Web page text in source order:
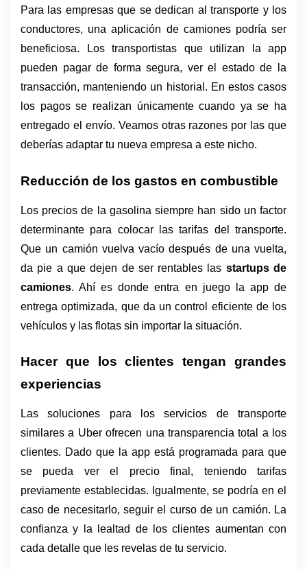
Para las empresas que se dedican al transporte y los
conductores, una aplicación de camiones podría ser
beneficiosa. Los transportistas que utilizan la app
pueden pagar de forma segura, ver el estado de la
transacción, manteniendo un historial. En estos casos
los pagos se realizan únicamente cuando ya se ha
entregado el envío. Veamos otras razones por las que
deberías adaptar tu nueva empresa a este nicho.
Reducción de los gastos en combustible
Los precios de la gasolina siempre han sido un factor
determinante para colocar las tarifas del transporte.
Que un camión vuelva vacío después de una vuelta,
da pie a que dejen de ser rentables las startups de
camiones. Ahí es donde entra en juego la app de
entrega optimizada, que da un control eficiente de los
vehículos y las flotas sin importar la situación.
Hacer que los clientes tengan grandes
experiencias
Las soluciones para los servicios de transporte
similares a Uber ofrecen una transparencia total a los
clientes. Dado que la app está programada para que
se pueda ver el precio final, teniendo tarifas
previamente establecidas. Igualmente, se podría en el
caso de necesitarlo, seguir el curso de un camión. La
confianza y la lealtad de los clientes aumentan con
cada detalle que les revelas de tu servicio.